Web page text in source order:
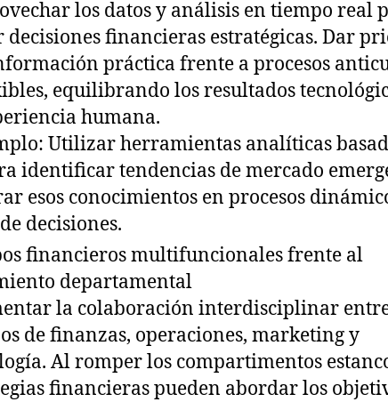
los datos y análisis en tiempo real
decisiones financieras estratégicas. Dar
práctica frente a procesos
equilibrando los resultados
humana.
Utilizar herramientas analíticas
identificar tendencias de mercado
esos conocimientos en procesos
decisiones.
financieros multifuncionales frente al
departamental
la colaboración interdisciplinar
de finanzas, operaciones, marketing y
Al romper los compartimentos
financieras pueden abordar los